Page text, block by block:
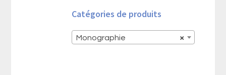
Catégories de produits
×
Monographie